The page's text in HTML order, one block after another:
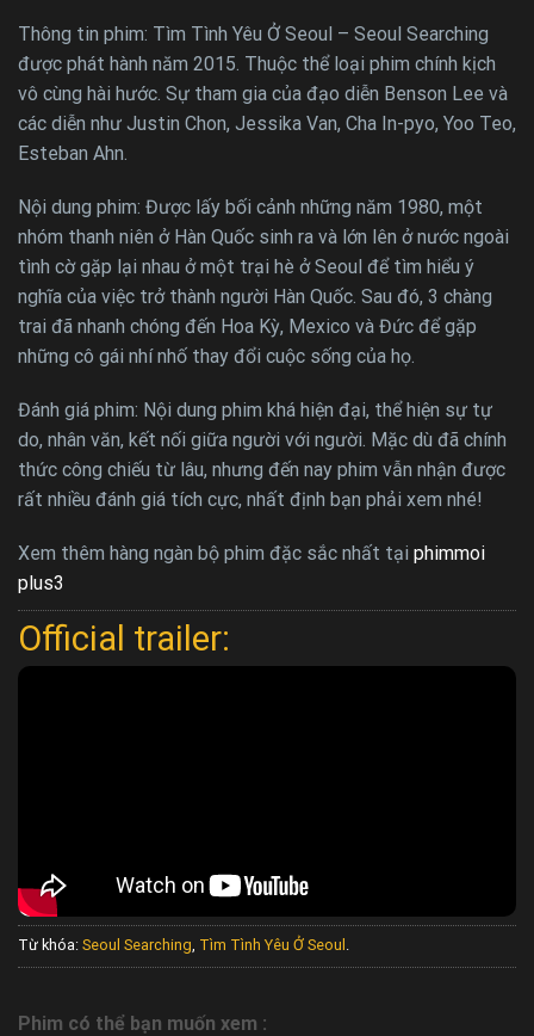
Thông tin phim: Tìm Tình Yêu Ở Seoul – Seoul Searching
được phát hành năm 2015. Thuộc thể loại phim chính kịch
vô cùng hài hước. Sự tham gia của đạo diễn Benson Lee và
các diễn như Justin Chon, Jessika Van, Cha In-pyo, Yoo Teo,
Esteban Ahn.
Nội dung phim: Được lấy bối cảnh những năm 1980, một
nhóm thanh niên ở Hàn Quốc sinh ra và lớn lên ở nước ngoài
tình cờ gặp lại nhau ở một trại hè ở Seoul để tìm hiểu ý
nghĩa của việc trở thành người Hàn Quốc. Sau đó, 3 chàng
trai đã nhanh chóng đến Hoa Kỳ, Mexico và Đức để gặp
những cô gái nhí nhố thay đổi cuộc sống của họ.
Đánh giá phim: Nội dung phim khá hiện đại, thể hiện sự tự
do, nhân văn, kết nối giữa người với người. Mặc dù đã chính
thức công chiếu từ lâu, nhưng đến nay phim vẫn nhận được
rất nhiều đánh giá tích cực, nhất định bạn phải xem nhé!
Xem thêm hàng ngàn bộ phim đặc sắc nhất tại phimmoi
plus3
Official trailer:
Từ khóa: Seoul Searching, Tìm Tình Yêu Ở Seoul .
Phim có thể bạn muốn xem :